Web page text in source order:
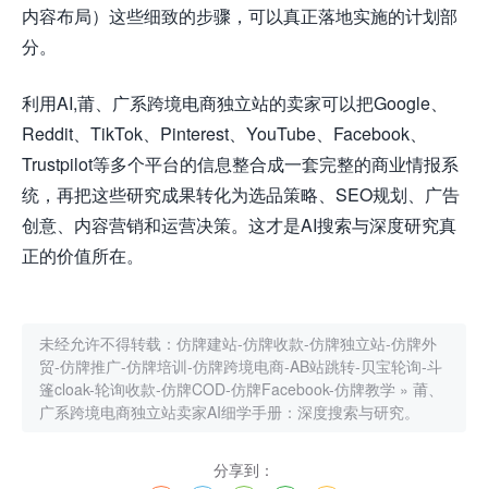
内容布局）这些细致的步骤，可以真正落地实施的计划部
分。
利用AI,莆、广系跨境电商独立站的卖家可以把Google、
Reddit、TikTok、Pinterest、YouTube、Facebook、
Trustpilot等多个平台的信息整合成一套完整的商业情报系
统，再把这些研究成果转化为选品策略、SEO规划、广告
创意、内容营销和运营决策。这才是AI搜索与深度研究真
正的价值所在。
未经允许不得转载： 仿牌建站-仿牌收款-仿牌独立站-仿牌外
贸-仿牌推广-仿牌培训-仿牌跨境电商-AB站跳转-贝宝轮询-斗
篷cloak-轮询收款-仿牌COD-仿牌Facebook-仿牌教学 » 莆、
广系跨境电商独立站卖家AI细学手册：深度搜索与研究。
分享到：